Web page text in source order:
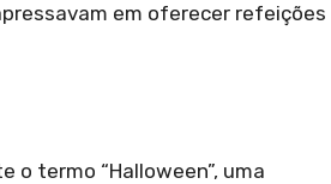
em oferecer refeições
o termo “Halloween”, uma